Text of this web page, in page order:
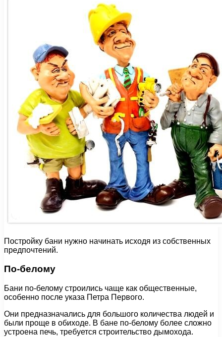
Постройку бани нужно начинать исходя из собственных
предпочтений.
По-белому
Бани по-белому строились чаще как общественные,
особенно после указа Петра Первого.
Они предназначались для большого количества людей и
были проще в обиходе. В бане по-белому более сложно
устроена печь, требуется строительство дымохода.